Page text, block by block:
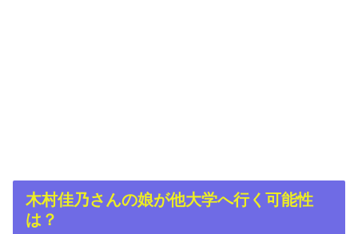
木村佳乃さんの娘が他大学へ行く可能性
は？